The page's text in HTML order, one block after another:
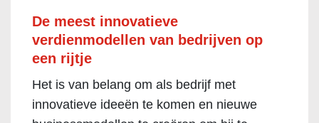
De meest innovatieve
verdienmodellen van bedrijven op
een rijtje
Het is van belang om als bedrijf met
innovatieve ideeën te komen en nieuwe